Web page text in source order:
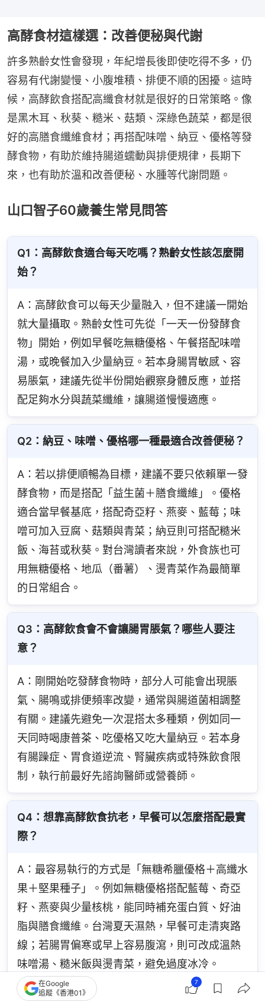
高酵食材這樣選：改善便秘與代謝
許多熟齡女性會發現，年紀增長後即使吃得不多，仍
容易有代謝變慢、小腹堆積、排便不順的困擾。這時
候，高酵飲食搭配高纖食材就是很好的日常策略。像
是黑木耳、秋葵、糙米、菇類、深綠色蔬菜，都是很
好的高膳食纖維食材；再搭配味噌、納豆、優格等發
酵食物，有助於維持腸道蠕動與排便規律，長期下
來，也有助於溫和改善便秘、水腫等代謝問題。
山口智子60歲養生常見問答
Q1：高酵飲食適合每天吃嗎？熟齡女性該怎麼開
始？
A：高酵飲食可以每天少量融入，但不建議一開始
就大量攝取。熟齡女性可先從「一天一份發酵食
物」開始，例如早餐吃無糖優格、午餐搭配味噌
湯，或晚餐加入少量納豆。若本身腸胃敏感、容
易脹氣，建議先從半份開始觀察身體反應，並搭
配足夠水分與蔬菜纖維，讓腸道慢慢適應。
Q2：納豆、味噌、優格哪一種最適合改善便秘？
A：若以排便順暢為目標，建議不要只依賴單一發
酵食物，而是搭配「益生菌＋膳食纖維」。優格
適合當早餐基底，搭配奇亞籽、燕麥、藍莓；味
噌可加入豆腐、菇類與青菜；納豆則可搭配糙米
飯、海苔或秋葵。對台灣讀者來說，外食族也可
用無糖優格、地瓜（番薯）、燙青菜作為最簡單
的日常組合。
Q3：高酵飲食會不會讓腸胃脹氣？哪些人要注
意？
A：剛開始吃發酵食物時，部分人可能會出現脹
氣、腸鳴或排便頻率改變，通常與腸道菌相調整
有關。建議先避免一次混搭太多種類，例如同一
天同時喝康普茶、吃優格又吃大量納豆。若本身
有腸躁症、胃食道逆流、腎臟疾病或特殊飲食限
制，執行前最好先諮詢醫師或營養師。
Q4：想靠高酵飲食抗老，早餐可以怎麼搭配最實
際？
A：最容易執行的方式是「無糖希臘優格＋高纖水
果＋堅果種子」。例如無糖優格搭配藍莓、奇亞
籽、燕麥與少量核桃，能同時補充蛋白質、好油
脂與膳食纖維。台灣夏天濕熱，早餐可走清爽路
線；若腸胃偏寒或早上容易腹瀉，則可改成溫熱
味噌湯、糙米飯與燙青菜，避免過度冰冷。
在Google
追蹤《香港01》
7